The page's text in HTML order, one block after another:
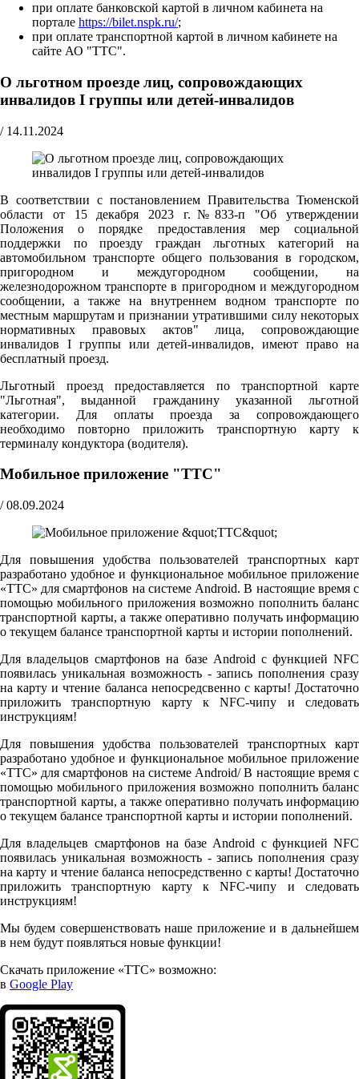
при оплате банковской картой в личном кабинета на
портале https://bilet.nspk.ru/;
при оплате транспортной картой в личном кабинете на
сайте АО "ТТС".
О льготном проезде лиц, сопровождающих
инвалидов I группы или детей-инвалидов
/ 14.11.2024
В соответствии с постановлением Правительства Тюменской
области от 15 декабря 2023 г.№833-п "Об утверждении
Положения о порядке предоставления мер социальной
поддержки по проезду граждан льготных категорий на
автомобильном транспорте общего пользования в городском,
пригородном и междугородном сообщении, на
железнодорожном транспорте в пригородном и междугородном
сообщении, а также на внутреннем водном транспорте по
местным маршрутам и признании утратившими силу некоторых
нормативных правовых актов" лица, сопровождающие
инвалидов I группы или детей-инвалидов, имеют право на
бесплатный проезд.
Льготный проезд предоставляется по транспортной карте
"Льготная", выданной гражданину указанной льготной
категории. Для оплаты проезда за сопровождающего
необходимо повторно приложить транспортную карту к
терминалу кондуктора (водителя).
Мобильное приложение "ТТС"
/ 08.09.2024
Для повышения удобства пользователей транспортных карт
разработано удобное и функциональное мобильное приложение
«ТТС» для смартфонов на системе Android. В настоящие время с
помощью мобильного приложения возможно пополнить баланс
транспортной карты, а также оперативно получать информацию
о текущем балансе транспортной карты и истории пополнений.
Для владельцов смартфонов на базе Android с функцией NFC
появилась уникальная возможность - запись пополнения сразу
на карту и чтение баланса непосредсвенно с карты! Достаточно
приложить транспортную карту к NFC-чипу и следовать
инструкциям!
Для повышения удобства пользователей транспортных карт
разработано удобное и функциональное мобильное приложение
«ТТС» для смартфонов на системе Android/ В настоящие время с
помощью мобильного приложения возможно пополнить баланс
транспортной карты, а также оперативно получать информацию
о текущем балансе транспортной карты и истории пополнений.
Для владельцев смартфонов на базе Android с функцией NFC
появилась уникальная возможность - запись пополнения сразу
на карту и чтение баланса непосредственно с карты! Достаточно
приложить транспортную карту к NFC-чипу и следовать
инструкциям!
Мы будем совершенствовать наше приложение и в дальнейшем
в нем будут появляться новые функции!
Скачать приложение «ТТС» возможно:
в Google Play